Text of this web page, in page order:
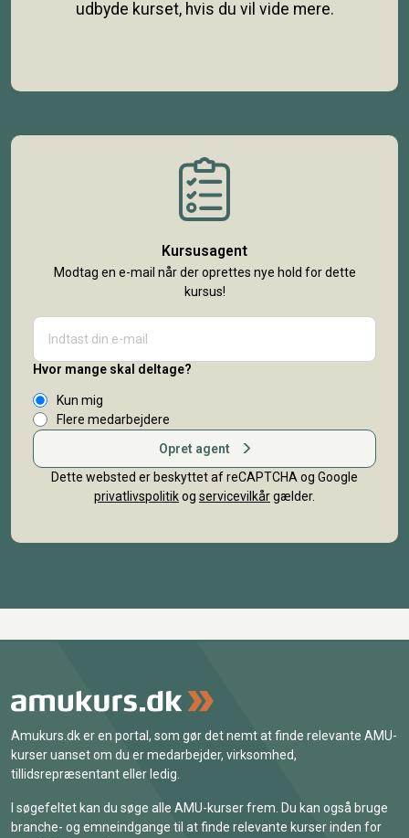
udbyde kurset, hvis du vil vide mere.
Kursusagent
Modtag en e-mail når der oprettes nye hold for dette
kursus!
Hvor mange skal deltage?
Kun mig
Flere medarbejdere
Opret agent
Dette websted er beskyttet af reCAPTCHA og Google
privatlivspolitikog servicevilkårgælder.
Amukurs.dk er en portal, som gør det nemt at finde relevante AMU-
kurser uanset om du er medarbejder, virksomhed,
tillidsrepræsentant eller ledig.
I søgefeltet kan du søge alle AMU-kurser frem. Du kan også bruge
branche- og emneindgange til at finde relevante kurser inden for